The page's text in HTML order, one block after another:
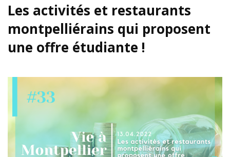
Les activités et restaurants
montpelliérains qui proposent
une offre étudiante !